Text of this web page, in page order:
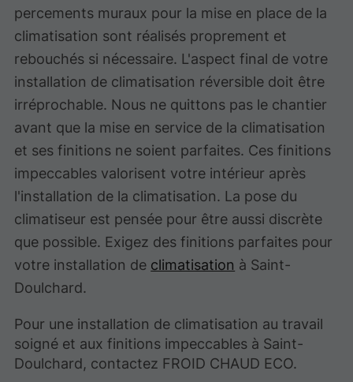
percements muraux pour la mise en place de la
climatisation sont réalisés proprement et
rebouchés si nécessaire. L'aspect final de votre
installation de climatisation réversible doit être
irréprochable. Nous ne quittons pas le chantier
avant que la mise en service de la climatisation
et ses finitions ne soient parfaites. Ces finitions
impeccables valorisent votre intérieur après
l'installation de la climatisation. La pose du
climatiseur est pensée pour être aussi discrète
que possible. Exigez des finitions parfaites pour
votre installation de climatisation à Saint-
Doulchard.
Pour une installation de climatisation au travail
soigné et aux finitions impeccables à Saint-
Doulchard, contactez FROID CHAUD ECO.